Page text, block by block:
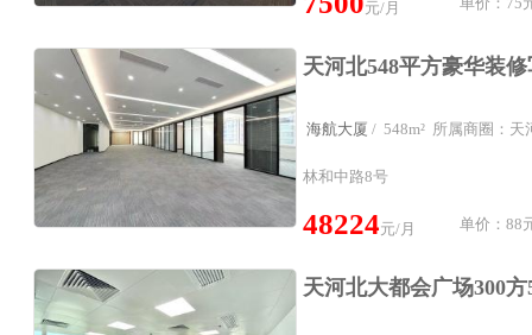
元/月
海航大厦 / 548m² 所属商圈：天
林和中路8号
48224元/月 单价：88